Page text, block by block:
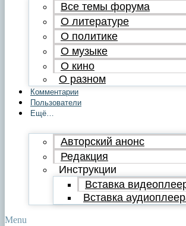
Все темы форума
О литературе
О политике
О музыке
О кино
О разном
Комментарии
Пользователи
Ещё…
Авторский анонс
Редакция
Инструкции
Вставка
Вставка
Menu